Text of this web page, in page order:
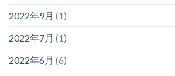
2022年9月 (1)
2022年7月 (1)
2022年6月 (6)